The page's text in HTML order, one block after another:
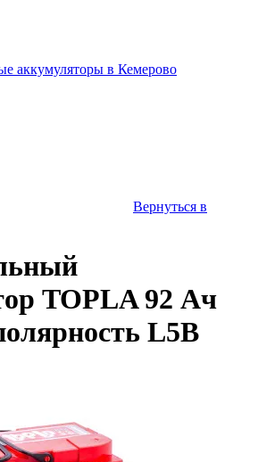
аккумуляторы в Кемерово
Вернуться в
TOPLA 92 Ач
L5B